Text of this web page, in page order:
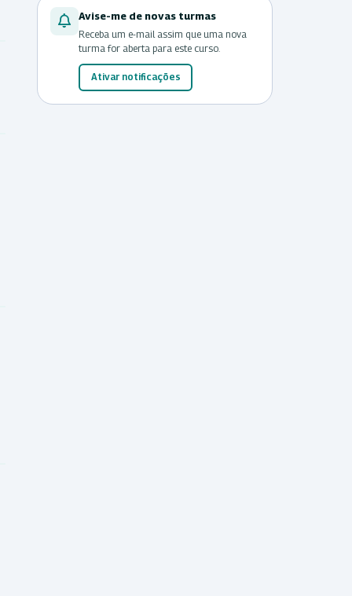
Avise-me de novas turmas
Receba um e-mail assim que uma nova
turma for aberta para este curso.
Ativar notificações